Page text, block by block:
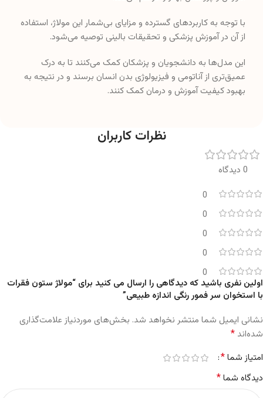
با توجه به کاربردهای گسترده و مزایای بی‌شمار این مولاژ، استفاده
از آن در آموزش پزشکی و تحقیقات بالینی توصیه می‌شود.
این مدل‌ها به دانشجویان و پزشکان کمک می‌کنند تا به درک
عمیق‌تری از آناتومی و فیزیولوژی بدن انسان برسند و در نتیجه به
بهبود کیفیت آموزش و درمان کمک کنند.
نظرات کاربران
0 دیدگاه
0
0
0
0
0
اولین نفری باشید که دیدگاهی را ارسال می کنید برای “مولاژ ستون فقرات
با استخوان سر فمور رنگی اندازه طبیعی”
نشانی ایمیل شما منتشر نخواهد شد. بخش‌های موردنیاز علامت‌گذاری
شده‌اند *
امتیاز شما*
دیدگاه شما*